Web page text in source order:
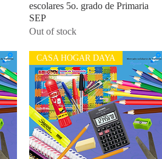
escolares 5o. grado de Primaria
SEP
Out of stock
CASA HOGAR DAYA